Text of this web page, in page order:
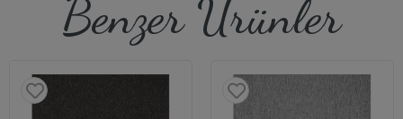
Benzer Ürünler